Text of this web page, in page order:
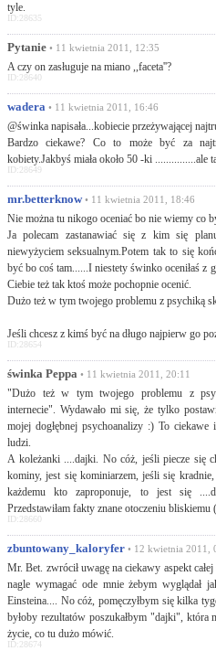
tyle.
ID:28635
Pytanie • 11 kwietnia 2011, 12:35
A czy on zasługuje na miano ,,faceta''?
ID:28640
wadera • 11 kwietnia 2011, 16:46
@świnka napisała...kobiecie przeżywającej
Bardzo ciekawe? Co to może być za
kobiety.Jakbyś miała około 50 -ki ...............ale
ID:28649
mr.betterknow• 11 kwietnia 2011, 18:46
Nie można tu nikogo oceniać bo nie wiemy co
Ja polecam zastanawiać się z kim się
niewyżyciem seksualnym.Potem tak to się
być bo coś tam......I niestety świnko oceniłaś z
Ciebie też tak ktoś może pochopnie ocenić.
Dużo też w tym twojego problemu z psychiką
Jeśli chcesz z kimś być na długo najpierw go
ID:28654
świnka Peppa • 11 kwietnia 2011, 20:11
"Dużo też w tym twojego problemu z
internecie". Wydawało mi się, że tylko
mojej dogłębnej psychoanalizy :) To
ludzi.
A koleżanki ....dajki. No cóż, jeśli piecze się
kominy, jest się kominiarzem, jeśli się
każdemu kto zaproponuje, to jest się
Przedstawiłam fakty znane otoczeniu bliskiemu
ID:28660
zbuntowany_kaloryfer • 12 kwietnia 2011,
Mr. Bet. zwrócił uwagę na ciekawy aspekt
nagle wymagać ode mnie żebym wyglądał
Einsteina.... No cóż, pomęczyłbym się kilka
byłoby rezultatów poszukałbym "dajki", która
życie, co tu dużo mówić.
ID:28674